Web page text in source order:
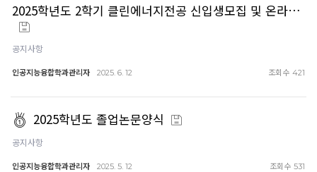
2025학년도 2학기 클린에너지전공 신입생모집 및 온라…
공지사항
인공지능융합학과관리자 2025. 6. 12 조회수 421
2025학년도 졸업논문양식
공지사항
인공지능융합학과관리자 2025. 5. 12 조회수 531